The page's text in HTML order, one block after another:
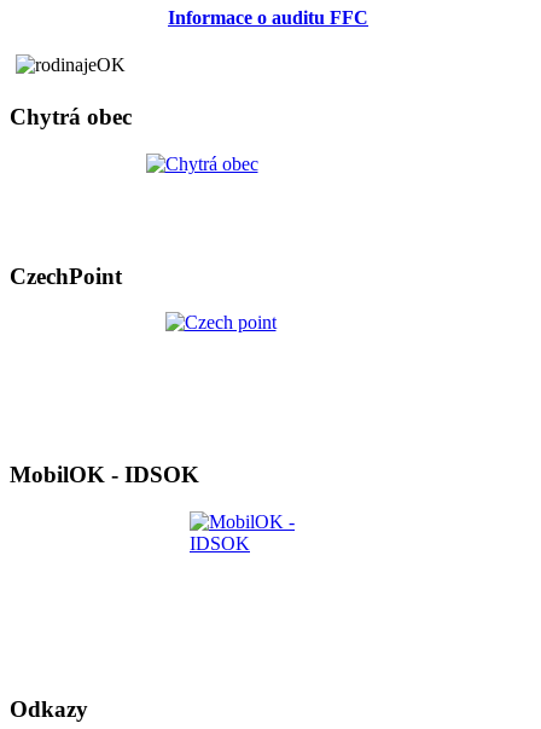
Informace o auditu FFC
Chytrá obec
CzechPoint
MobilOK - IDSOK
Odkazy